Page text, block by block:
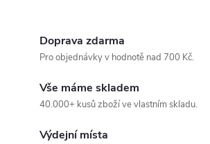
Doprava zdarma
Pro objednávky v hodnotě nad 700 Kč.
Vše máme skladem
40.000+ kusů zboží ve vlastním skladu.
Výdejní místa